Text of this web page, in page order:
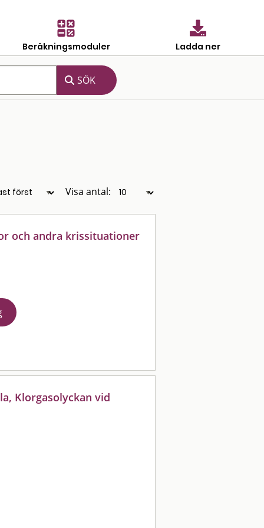
Beräkningsmoduler Ladda ner
Visa antal:
och andra krissituationer
Klorgasolyckan vid